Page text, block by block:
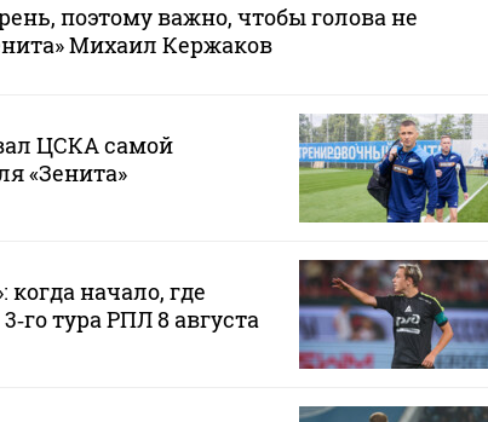
поэтому важно, чтобы голова не
Михаил Кержаков
ЦСКА самой
«Зенита»
когда начало, где
тура РПЛ 8 августа